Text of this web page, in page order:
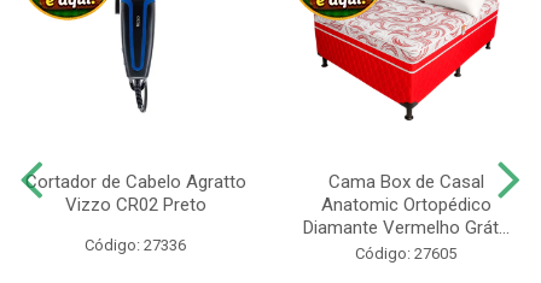
Cortador de Cabelo Agratto
Vizzo CR02 Preto
Código: 27336
Cama Box de Casal
Anatomic Ortopédico
Diamante Vermelho Grát...
Código: 27605